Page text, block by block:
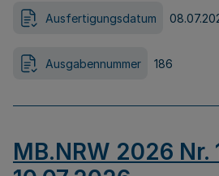
Ausfertigungsdatum
Ausgabennummer 186
MB.NRW 2026 Nr.